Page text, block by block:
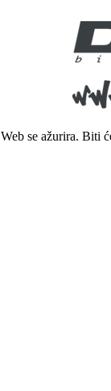
Web se ažurira. Biti